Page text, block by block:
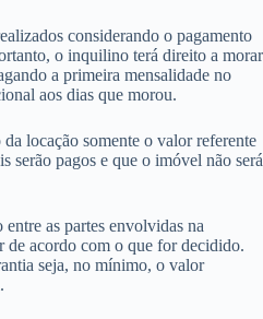
considerando o pagamento
o inquilino terá direito a morar
a primeira mensalidade no
aos dias que morou.
locação somente o valor referente
serão pagos e que o imóvel não será
as partes envolvidas na
de acordo com o que for decidido.
seja, no mínimo, o valor